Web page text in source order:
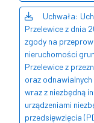
Uchwała:
Przelewice z dnia
zgody na
nieruchomości
Przelewice z
oraz
wraz z niezbędną
urządzeniami
przedsięwzięcia